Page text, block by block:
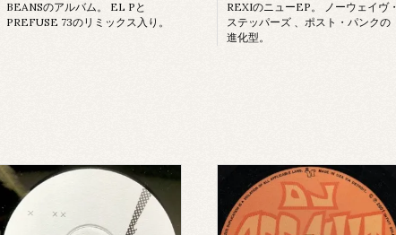
BEANSのアルバム。 EL Pと
PREFUSE 73のリミックス入り。
REXIのニューEP。 ノーウェイヴ・
ステッパーズ 、ポスト・パンクの
進化型。